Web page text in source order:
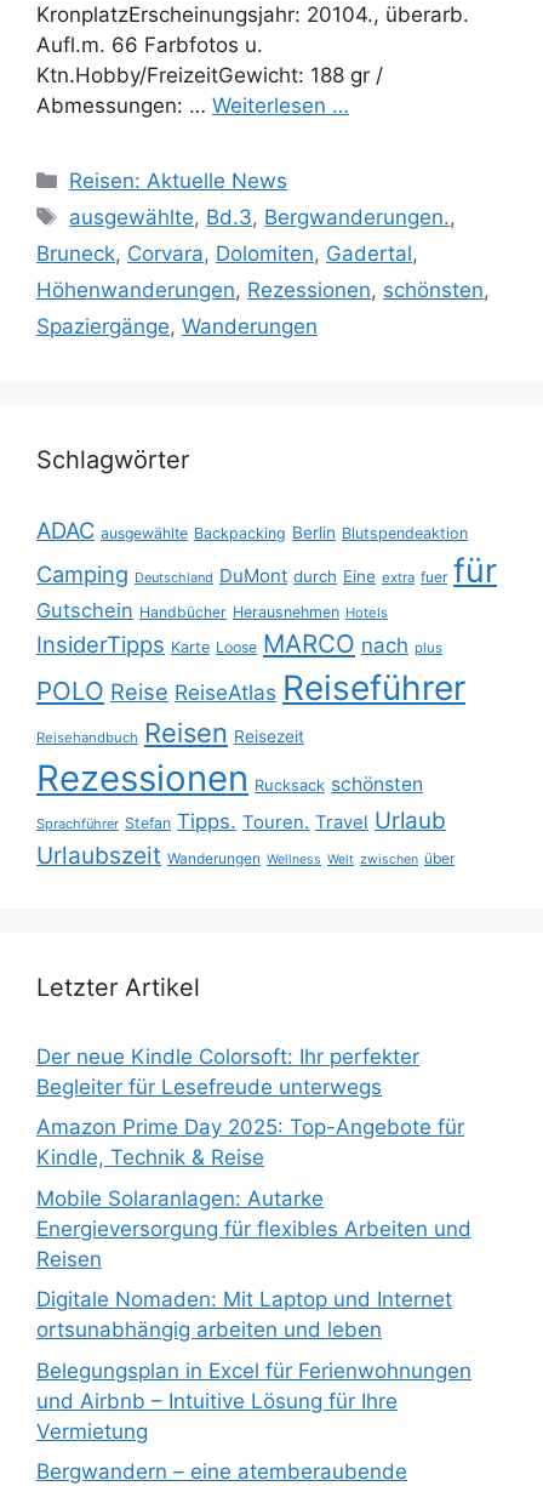
KronplatzErscheinungsjahr: 20104., überarb.
Aufl.m. 66 Farbfotos u.
Ktn.Hobby/FreizeitGewicht: 188 gr /
Abmessungen: … Weiterlesen …
Kategorien
Reisen: Aktuelle News
Schlagwörter
ausgewählte, Bd.3, Bergwanderungen.,
Bruneck, Corvara, Dolomiten, Gadertal,
Höhenwanderungen, Rezessionen, schönsten,
Spaziergänge, Wanderungen
Schlagwörter
ADAC ausgewählte Backpacking Berlin Blutspendeaktion
Camping Deutschland DuMont durch Eine extra fuer für
Gutschein Handbücher Herausnehmen Hotels
InsiderTipps Karte Loose MARCO nach plus
POLO Reise ReiseAtlas Reiseführer
Reisehandbuch Reisen Reisezeit
Rezessionen Rucksack schönsten
Sprachführer Stefan Tipps. Touren. Travel Urlaub
Urlaubszeit Wanderungen Wellness Welt zwischen über
Letzter Artikel
Der neue Kindle Colorsoft: Ihr perfekter
Begleiter für Lesefreude unterwegs
Amazon Prime Day 2025: Top-Angebote für
Kindle, Technik & Reise
Mobile Solaranlagen: Autarke
Energieversorgung für flexibles Arbeiten und
Reisen
Digitale Nomaden: Mit Laptop und Internet
ortsunabhängig arbeiten und leben
Belegungsplan in Excel für Ferienwohnungen
und Airbnb – Intuitive Lösung für Ihre
Vermietung
Bergwandern – eine atemberaubende